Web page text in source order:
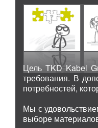
Цель TKD Kabel
требования. В
потребностей,
Мы с
выборе